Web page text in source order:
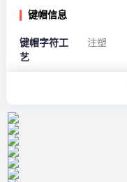
键帽信息
键帽字符工
艺
注塑